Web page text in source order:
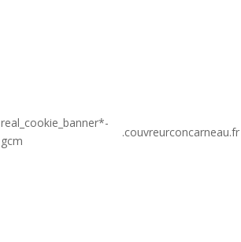
real_cookie_banner*-
gcm
.couvreurconcarneau.fr